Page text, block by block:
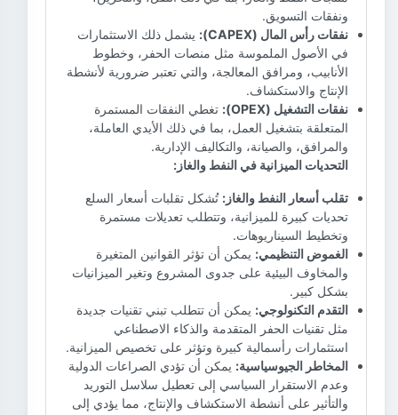
ونفقات التسويق.
نفقات رأس المال (CAPEX):
يشمل ذلك الاستثمارات
في الأصول الملموسة مثل منصات الحفر، وخطوط
الأنابيب، ومرافق المعالجة، والتي تعتبر ضرورية لأنشطة
الإنتاج والاستكشاف.
نفقات التشغيل (OPEX):
تغطي النفقات المستمرة
المتعلقة بتشغيل العمل، بما في ذلك الأيدي العاملة،
والمرافق، والصيانة، والتكاليف الإدارية.
التحديات الميزانية في النفط والغاز:
تقلب أسعار النفط والغاز: تُشكل تقلبات أسعار السلع
تحديات كبيرة للميزانية، وتتطلب تعديلات مستمرة
وتخطيط السيناريوهات.
الغموض التنظيمي: يمكن أن تؤثر القوانين المتغيرة
والمخاوف البيئية على جدوى المشروع وتغير الميزانيات
بشكل كبير.
التقدم التكنولوجي: يمكن أن تتطلب تبني تقنيات جديدة
مثل تقنيات الحفر المتقدمة والذكاء الاصطناعي
استثمارات رأسمالية كبيرة وتؤثر على تخصيص الميزانية.
المخاطر الجيوسياسية: يمكن أن تؤدي الصراعات الدولية
وعدم الاستقرار السياسي إلى تعطيل سلاسل التوريد
والتأثير على أنشطة الاستكشاف والإنتاج، مما يؤدي إلى